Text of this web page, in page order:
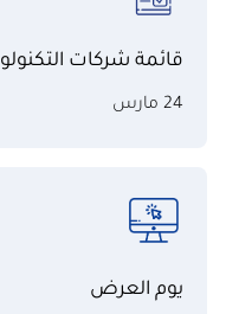
قائمة شركات
24 مارس
يوم العرض